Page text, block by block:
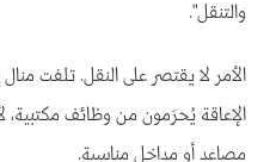
والتنقل".
الأمر لا يقتصر على النقل. تلفت
الإعاقة يُحرَمون من وظائف مكتبية،
مصاعد أو مداخل مناسبة.